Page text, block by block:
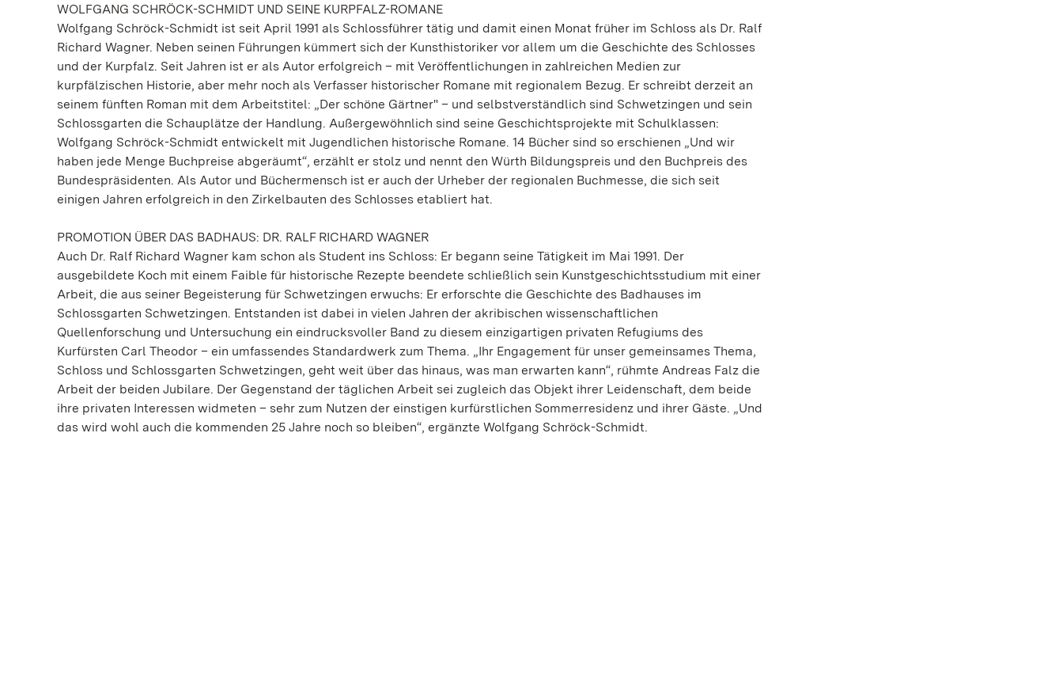
WOLFGANG SCHRÖCK-SCHMIDT UND SEINE KURPFALZ-ROMANE
Wolfgang Schröck-Schmidt ist seit April 1991 als Schlossführer tätig und damit einen Monat früher im Schloss als Dr. Ralf
Richard Wagner. Neben seinen Führungen kümmert sich der Kunsthistoriker vor allem um die Geschichte des Schlosses
und der Kurpfalz. Seit Jahren ist er als Autor erfolgreich – mit Veröffentlichungen in zahlreichen Medien zur
kurpfälzischen Historie, aber mehr noch als Verfasser historischer Romane mit regionalem Bezug. Er schreibt derzeit an
seinem fünften Roman mit dem Arbeitstitel: „Der schöne Gärtner" – und selbstverständlich sind Schwetzingen und sein
Schlossgarten die Schauplätze der Handlung. Außergewöhnlich sind seine Geschichtsprojekte mit Schulklassen:
Wolfgang Schröck-Schmidt entwickelt mit Jugendlichen historische Romane. 14 Bücher sind so erschienen „Und wir
haben jede Menge Buchpreise abgeräumt“, erzählt er stolz und nennt den Würth Bildungspreis und den Buchpreis des
Bundespräsidenten. Als Autor und Büchermensch ist er auch der Urheber der regionalen Buchmesse, die sich seit
einigen Jahren erfolgreich in den Zirkelbauten des Schlosses etabliert hat.
PROMOTION ÜBER DAS BADHAUS: DR. RALF RICHARD WAGNER
Auch Dr. Ralf Richard Wagner kam schon als Student ins Schloss: Er begann seine Tätigkeit im Mai 1991. Der
ausgebildete Koch mit einem Faible für historische Rezepte beendete schließlich sein Kunstgeschichtsstudium mit einer
Arbeit, die aus seiner Begeisterung für Schwetzingen erwuchs: Er erforschte die Geschichte des Badhauses im
Schlossgarten Schwetzingen. Entstanden ist dabei in vielen Jahren der akribischen wissenschaftlichen
Quellenforschung und Untersuchung ein eindrucksvoller Band zu diesem einzigartigen privaten Refugiums des
Kurfürsten Carl Theodor – ein umfassendes Standardwerk zum Thema. „Ihr Engagement für unser gemeinsames Thema,
Schloss und Schlossgarten Schwetzingen, geht weit über das hinaus, was man erwarten kann“, rühmte Andreas Falz die
Arbeit der beiden Jubilare. Der Gegenstand der täglichen Arbeit sei zugleich das Objekt ihrer Leidenschaft, dem beide
ihre privaten Interessen widmeten – sehr zum Nutzen der einstigen kurfürstlichen Sommerresidenz und ihrer Gäste. „Und
das wird wohl auch die kommenden 25 Jahre noch so bleiben“, ergänzte Wolfgang Schröck-Schmidt.